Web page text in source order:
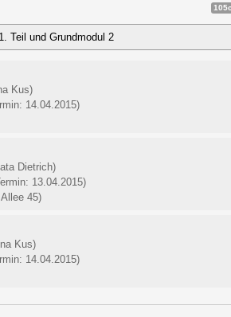
Teil und Grundmodul 2
Kus)
14.04.2015)
Dietrich)
13.04.2015)
45)
Kus)
14.04.2015)